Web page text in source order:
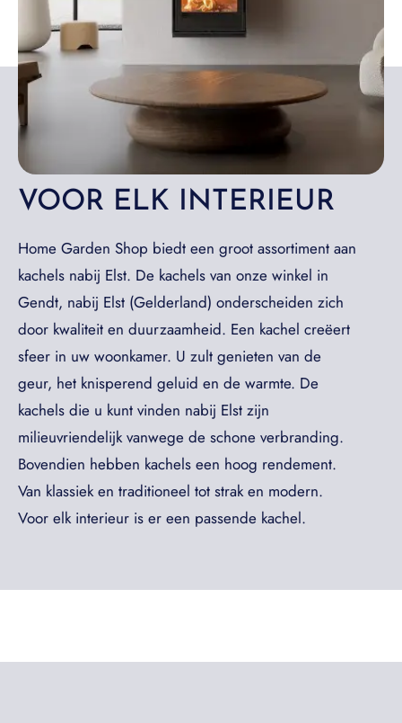
VOOR ELK INTERIEUR
Home Garden Shop biedt een groot assortiment aan
kachels nabij Elst. De kachels van onze winkel in
Gendt, nabij Elst (Gelderland) onderscheiden zich
door kwaliteit en duurzaamheid. Een kachel creëert
sfeer in uw woonkamer. U zult genieten van de
geur, het knisperend geluid en de warmte. De
kachels die u kunt vinden nabij Elst zijn
milieuvriendelijk vanwege de schone verbranding.
Bovendien hebben kachels een hoog rendement.
Van klassiek en traditioneel tot strak en modern.
Voor elk interieur is er een passende kachel.